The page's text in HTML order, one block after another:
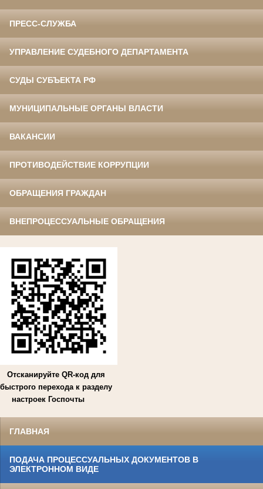
ПРЕСС-СЛУЖБА
УПРАВЛЕНИЕ СУДЕБНОГО ДЕПАРТАМЕНТА
СУДЫ СУБЪЕКТА РФ
МУНИЦИПАЛЬНЫЕ ОРГАНЫ ВЛАСТИ
ВАКАНСИИ
ПРОТИВОДЕЙСТВИЕ КОРРУПЦИИ
ОБРАЩЕНИЯ ГРАЖДАН
ВНЕПРОЦЕССУАЛЬНЫЕ ОБРАЩЕНИЯ
Отсканируйте QR-код для
быстрого перехода к разделу
настроек Госпочты
ГЛАВНАЯ
ПОДАЧА ПРОЦЕССУАЛЬНЫХ ДОКУМЕНТОВ В
ЭЛЕКТРОННОМ ВИДЕ